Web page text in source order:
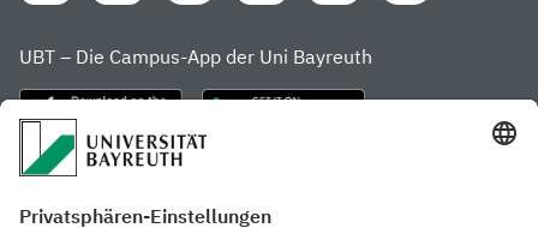
UBT – Die Campus-App der Uni Bayreuth
Häufig besuchte Seiten